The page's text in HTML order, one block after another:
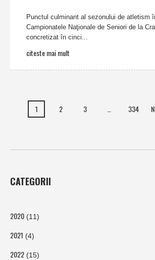
Punctul culminant al sezonului de atletism
Campionatele Naţionale de Seniori de la
concretizat în cinci...
citeste mai mult
1 2 3 334
CATEGORII
2020 (11)
2021 (4)
2022 (15)